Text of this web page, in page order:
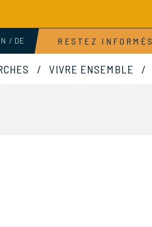
DE RESTEZ INFORMÉS
VIVRE ENSEMBLE